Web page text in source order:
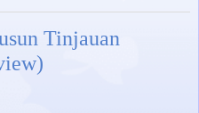
Tinjauan